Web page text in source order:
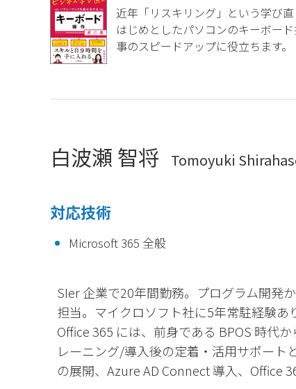
近年「リスキリング」という学び
はじめとしたパソコンのキーボー
事のスピードアップに役立ちます。
白波瀬 智将 Tomoyuki
対応技術
Microsoft 365 全般
SIer 企業で20年間勤務。プログラム開発
担当。マイクロソフト社に5年常駐経験あ
Office 365 には、前身である BPOS 時代
レーニング/導入後の定着・活用サポート
の展開、Azure AD Connect 導入、Office